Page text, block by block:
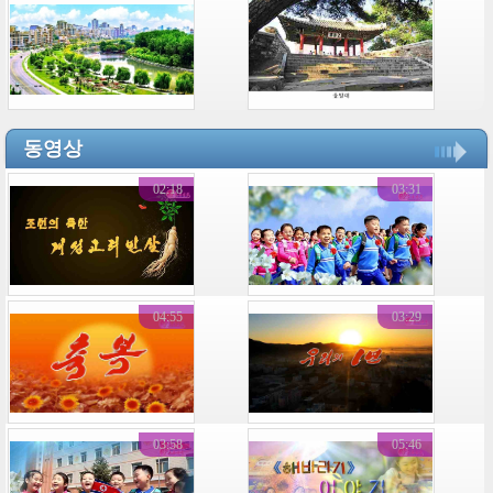
동영상
02:18 03:31
04:55 03:29
03:58 05:46